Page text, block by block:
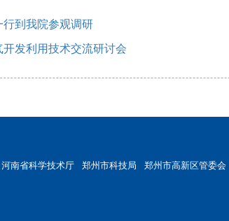
到我院参观调研
发利用技术交流研讨会
河南省科学技术厅 郑州市科技局 郑州市高新区管委会